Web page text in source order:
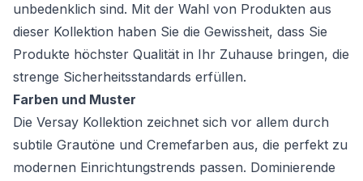
unbedenklich sind. Mit der Wahl von Produkten aus
dieser Kollektion haben Sie die Gewissheit, dass Sie
Produkte höchster Qualität in Ihr Zuhause bringen, die
strenge Sicherheitsstandards erfüllen.
Farben und Muster
Die Versay Kollektion zeichnet sich vor allem durch
subtile Grautöne und Cremefarben aus, die perfekt zu
modernen Einrichtungstrends passen. Dominierende